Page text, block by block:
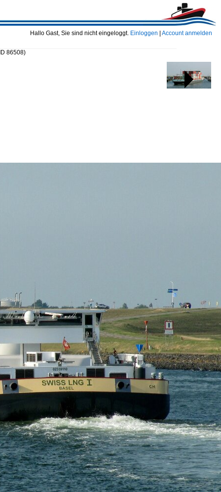
Hallo Gast, Sie sind nicht eingeloggt. Einloggen Account anmelden
86508)